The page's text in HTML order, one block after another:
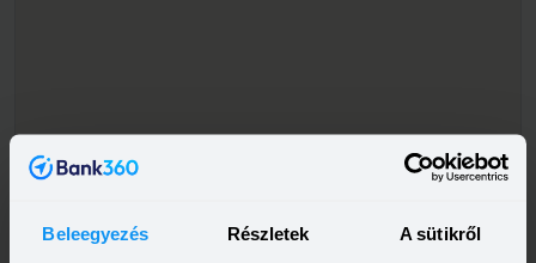
Beleegyezés Részletek A sütikről